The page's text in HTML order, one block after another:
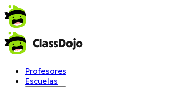
Profesores
Escuelas